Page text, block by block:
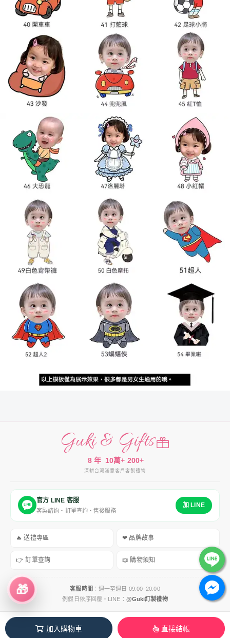
加入購物車 直接結帳
Guki & Gifts
8 年
深耕台灣
10萬+
滿意客戶
200+
客製禮物
官方 LINE 客服
客製諮詢・訂單查詢・售後服務
加 LINE
🔥 送禮專區 ❤ 品牌故事
👉 訂單查詢 📖 購物須知
客服時間 ：週一至週日 09:00–20:00
例假日依序回覆・LINE： @Guki訂製禮物
｜ 隱私權政策
Copyright © 2018–2026 Guki & Gifts 客製禮物專賣店 All Rights Reserved.
🎁